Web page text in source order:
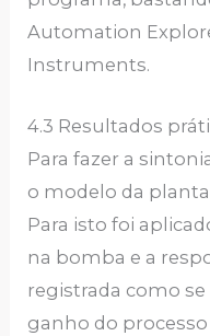
Automation
Instruments.
4.3 Resultados
Para fazer a
o modelo da
Para isto foi
na bomba e a
registrada como se
ganho do